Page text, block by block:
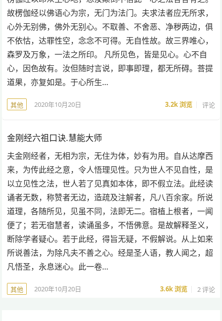
故楞伽经以佛语心为宗，无门为法门。夫求法者应无所求，
心外无别佛，佛外无别心。不取善、不舍恶、净秽两边，俱
不依怙，达罪性空，念念不可得。无自性故。故三界唯心，
森罗及万象，一法之所印。 凡所见色，皆是见心。心不自
心，因色故有。汝但随时言说，即事即理，都无所碍。菩提
道果，亦复如是。于心所生…
其他 2020年10月20日 3.2k浏览 评论
金刚经六祖口诀.慧能大师
夫金刚经者，无相为宗，无住为体，妙有为用。自从达摩西
来，为传此经之意，令人悟理见性。只为世人不见自性，是
以立见性之法，世人若了见真如本体，即不假立法。此经读
诵者无数，称赞者无边，造疏及注解者，凡八百余家。所说
道理，各随所见，见虽不同，法即无二。宿植上根者，一闻
便了；若无宿慧者，读诵虽多，不悟佛意。是故解释圣义，
断除学者疑心。若于此经，得旨无疑，不假解说。从上如来
所说善法，为除凡夫不善之心。经是圣人语，教人闻之，超
凡悟圣，永息迷心。此一卷…
其他 2020年10月20日 3.6k浏览 2 评论